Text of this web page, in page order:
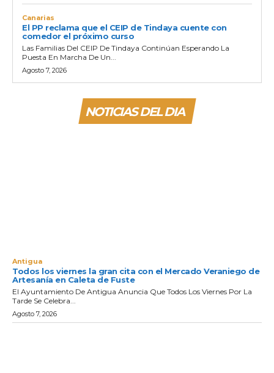
Canarias
El PP reclama que el CEIP de Tindaya cuente con
comedor el próximo curso
Las Familias Del CEIP De Tindaya Continúan Esperando La
Puesta En Marcha De Un...
Agosto 7, 2026
NOTICIAS DEL DIA
Antigua
Todos los viernes la gran cita con el Mercado Veraniego de
Artesanía en Caleta de Fuste
El Ayuntamiento De Antigua Anuncia Que Todos Los Viernes Por La
Tarde Se Celebra...
Agosto 7, 2026